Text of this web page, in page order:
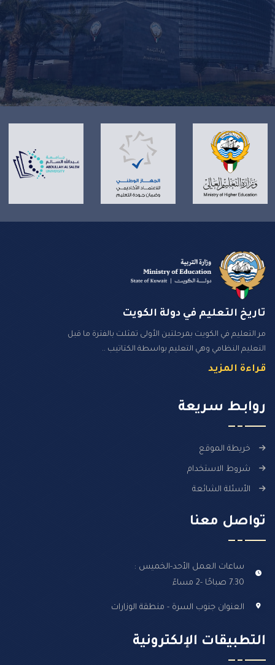
تاريخ التعليم في دولة الكويت
مر التعليم في الكويت بمرحلتين الأولى تمثلت بالفترة ما قبل
التعليم النظامي وهي التعليم بواسطة الكتاتيب ..
قراءة المزيد
روابـط سـريعة
خريطة الموقع
شروط الاستخدام
الأسئلة الشائعة
تواصل معنا
ساعات العمل الأحد-الخميس :
7.30 صباحًا -2 مساءً
العنوان جنوب السرة - منطقة الوزارات
التطبيقات الإلكترونية